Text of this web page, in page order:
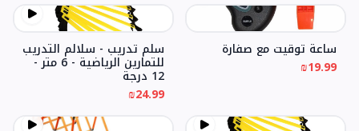
ساعة توقيت مع صفارة
₪19.99
سلم تدريب - سلالم التدريب
للتمارين الرياضية - 6 متر -
12 درجة
₪24.99